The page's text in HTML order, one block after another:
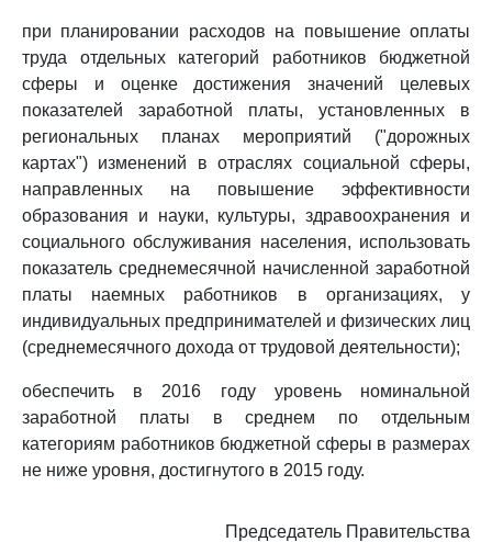
при планировании расходов на повышение оплаты
труда отдельных категорий работников бюджетной
сферы и оценке достижения значений целевых
показателей заработной платы, установленных в
региональных планах мероприятий ("дорожных
картах") изменений в отраслях социальной сферы,
направленных на повышение эффективности
образования и науки, культуры, здравоохранения и
социального обслуживания населения, использовать
показатель среднемесячной начисленной заработной
платы наемных работников в организациях, у
индивидуальных предпринимателей и физических лиц
(среднемесячного дохода от трудовой деятельности);
обеспечить в 2016 году уровень номинальной
заработной платы в среднем по отдельным
категориям работников бюджетной сферы в размерах
не ниже уровня, достигнутого в 2015 году.
Председатель Правительства